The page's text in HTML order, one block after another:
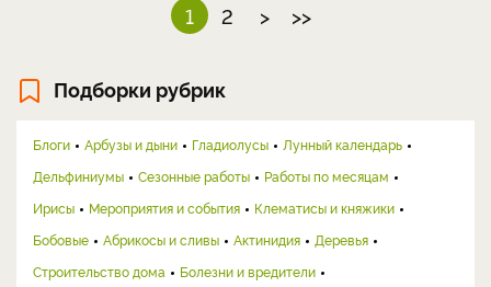
1 2 > >>
Подборки рубрик
Блоги Арбузы и дыни Гладиолусы
Лунный календарь
Дельфиниумы
Сезонные работы
Работы по месяцам
Ирисы
Мероприятия и события
Клематисы и княжики
Бобовые
Абрикосы и сливы Актинидия
Деревья
Строительство дома
Болезни и вредители